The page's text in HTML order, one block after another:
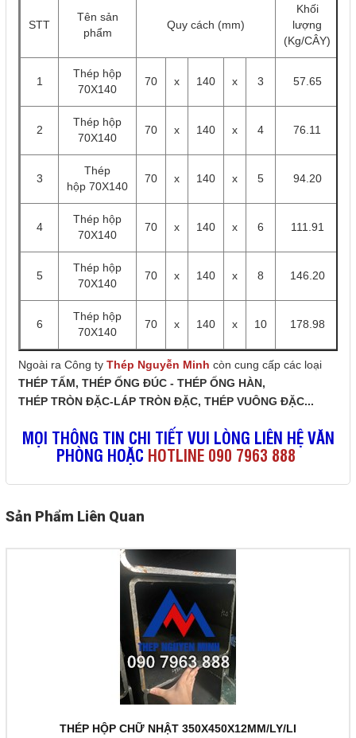
STT
Tên sản
phẩm
Quy cách (mm)
Khối
lượng
(Kg/CÂY)
1
Thép hộp
70X140
70 x 140 x 3 57.65
2
Thép hộp
70X140
70 x 140 x 4 76.11
3
Thép
hộp 70X140
70 x 140 x 5 94.20
4
Thép hộp
70X140
70 x 140 x 6 111.91
5
Thép hộp
70X140
70 x 140 x 8 146.20
6
Thép hộp
70X140
70 x 140 x 10 178.98
Ngoài ra Công ty Thép Nguyễn Minh còn cung cấp các loại
THÉP TẤM, THÉP ỐNG ĐÚC - THÉP ỐNG HÀN,
THÉP TRÒN ĐẶC-LÁP TRÒN ĐẶC, THÉP VUÔNG ĐẶC...
MỌI THÔNG TIN CHI TIẾT VUI LÒNG LIÊN HỆ VĂN
PHÒNG HOẶC HOTLINE 090 7963 888
Sản Phẩm Liên Quan
THÉP HỘP CHỮ NHẬT 350X450X12MM/LY/LI